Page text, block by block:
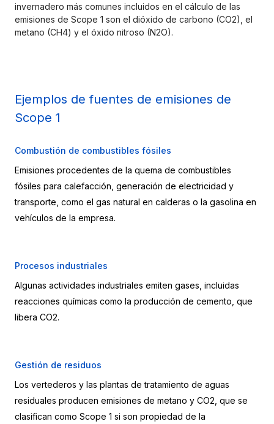
invernadero más comunes incluidos en el cálculo de las
emisiones de Scope 1 son el dióxido de carbono (CO2), el
metano (CH4) y el óxido nitroso (N2O).
Ejemplos de fuentes de emisiones de
Scope 1
Combustión de combustibles fósiles
Emisiones procedentes de la quema de combustibles
fósiles para calefacción, generación de electricidad y
transporte, como el gas natural en calderas o la gasolina en
vehículos de la empresa.
Procesos industriales
Algunas actividades industriales emiten gases, incluidas
reacciones químicas como la producción de cemento, que
libera CO2.
Gestión de residuos
Los vertederos y las plantas de tratamiento de aguas
residuales producen emisiones de metano y CO2, que se
clasifican como Scope 1 si son propiedad de la